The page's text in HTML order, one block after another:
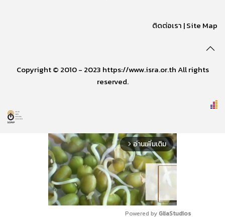
ติดต่อเรา |Site Map
Copyright © 2010 - 2023 https://www.isra.or.th All rights
reserved.
arrow_forward_ios อ่านเพิ่มเติม
Powered by GliaStudios